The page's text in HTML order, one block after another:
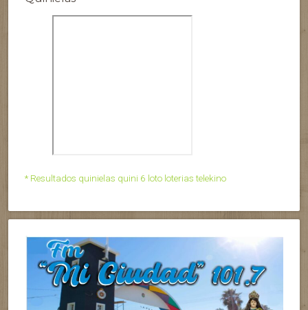
* Resultados quinielas quini 6 loto loterias telekino